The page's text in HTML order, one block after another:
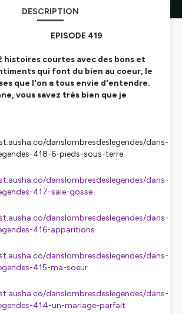
DESCRIPTION
419
histoires courtes avec des bons et
qui font du bien au coeur, le
que l'on a tous envie d'entendre.
vous savez très bien que je
danslombresdeslegendes/dans-
418-6-pieds-sous-terre
danslombresdeslegendes/dans-
417-sale-gosse
danslombresdeslegendes/dans-
416-apparitions
danslombresdeslegendes/dans-
415-ma-soeur
danslombresdeslegendes/dans-
414-un-mariage-parfait